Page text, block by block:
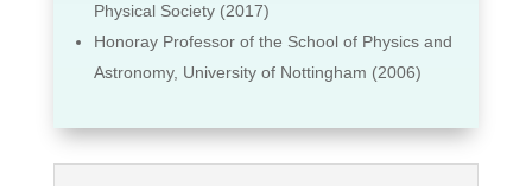
Physical Society (2017)
Honoray Professor of the School of Physics and
Astronomy, University of Nottingham (2006)